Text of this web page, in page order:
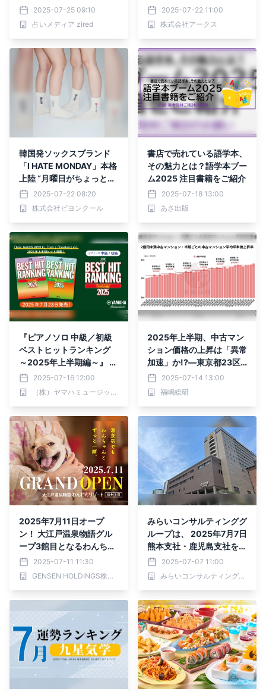
日がわかる『吉日カレンダ
ー2025年8月版』をzired
が無料ダウンロード配布開
2025-07-25 09:10
占いメディア zired
オープン2025-07-22 11:00
株式会社アークス
韓国発ソックスブランド
「I HATE MONDAY」本格
上陸 “月曜日がちょっと好
きになる靴下”
2025-07-22 08:20
株式会社ビヨンクール
書店で売れている語学本、
その魅力とは？語学本ブー
ム2025 注目書籍をご紹介
2025-07-18 13:00
あさ出版
『ピアノソロ 中級／初級
ベストヒットランキング
～2025年上半期編～』 7
月23日発売！
2025-07-16 12:00
（株）ヤマハミュージックエンタテインメントホールディングス
2025年上半期、中古マン
ション価格の上昇は「異常
加速」か!?―東京都23区
における価格動向の実態分
析―
2025-07-14 13:00
福嶋総研
2025年7月11日オープ
ン！ 大江戸温泉物語グル
ープ3館目となるわんちゃ
ん同伴専用宿 「大江戸温
泉物語わんわんリゾート
信州上田」
2025-07-11 11:30
GENSEN HOLDINGS株式会社
みらいコンサルティンググ
ループは、 2025年7月7日
熊本支社・鹿児島支社を同
時開設2025-07-07 11:00
みらいコンサルティンググループ